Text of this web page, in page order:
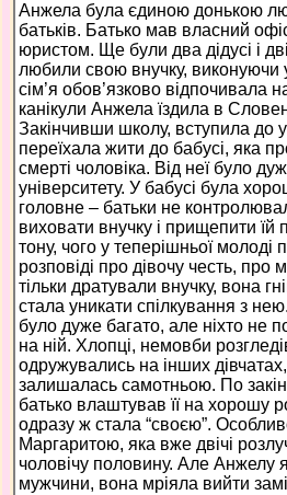
Анжела була єдиною донькою
батьків. Батько мав власний
юристом. Ще були два дідусі і
любили свою внучку, виконуючи
сім’я обов’язково відпочивала
канікули Анжела їздила в
Закінчивши школу, вступила до
переїхала жити до бабусі, яка
смерті чоловіка. Від неї було
університету. У бабусі була
головне – батьки не
виховати внучку і прищепити
тону, чого у теперішньої молоді
розповіді про дівочу честь, про
тільки дратували внучку, вона
стала уникати спілкування з
було дуже багато, але ніхто не
на ній. Хлопці, немовби
одружувались на інших
залишалась самотньою. По
батько влаштував її на хорошу
одразу ж стала “своєю”.
Маргаритою, яка вже двічі
чоловічу половину. Але Анжелу
мужчини, вона мріяла вийти